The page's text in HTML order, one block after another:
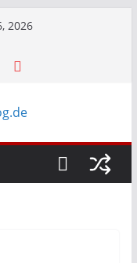
2026